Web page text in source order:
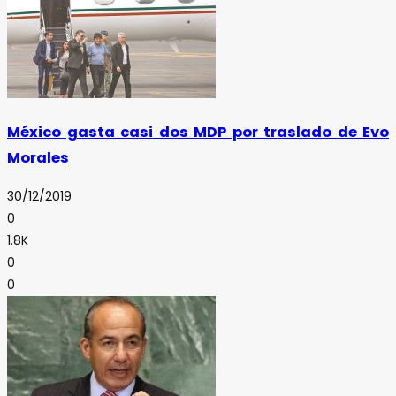
México gasta casi dos MDP por traslado de Evo
Morales
30/12/2019
0
1.8K
0
0